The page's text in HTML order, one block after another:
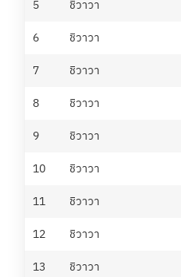
5
ชิวาวา
6
ชิวาวา
7
ชิวาวา
8
ชิวาวา
9
ชิวาวา
10
ชิวาวา
11
ชิวาวา
12
ชิวาวา
13
ชิวาวา